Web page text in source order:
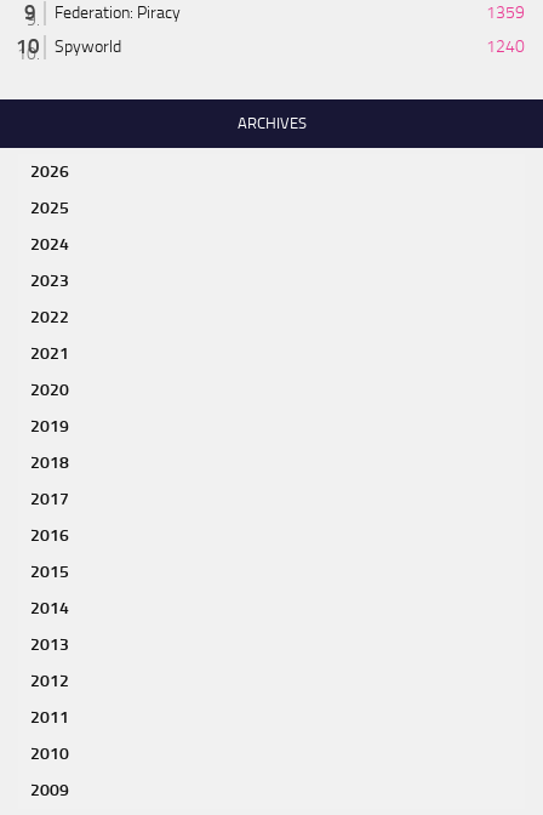
Federation: Piracy
1359
Spyworld
1240
ARCHIVES
2026
2025
2024
2023
2022
2021
2020
2019
2018
2017
2016
2015
2014
2013
2012
2011
2010
2009